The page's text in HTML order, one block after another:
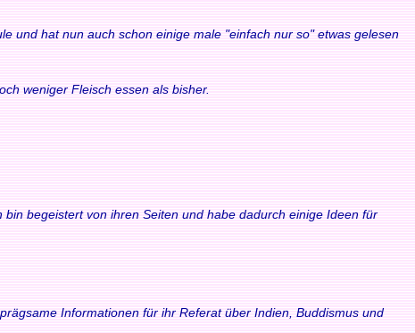
und hat nun auch schon einige male "einfach nur so" etwas gelesen
weniger Fleisch essen als bisher.
begeistert von ihren Seiten und habe dadurch einige Ideen für
Informationen für ihr Referat über Indien, Buddismus und